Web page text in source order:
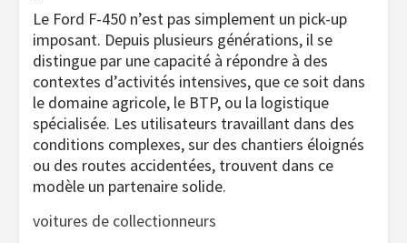
Le Ford F-450 n’est pas simplement un pick-up
imposant. Depuis plusieurs générations, il se
distingue par une capacité à répondre à des
contextes d’activités intensives, que ce soit dans
le domaine agricole, le BTP, ou la logistique
spécialisée. Les utilisateurs travaillant dans des
conditions complexes, sur des chantiers éloignés
ou des routes accidentées, trouvent dans ce
modèle un partenaire solide.
voitures de collectionneurs